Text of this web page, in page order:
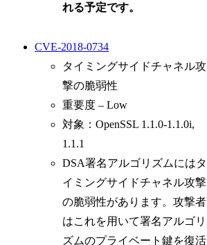
れる予定です。
CVE-2018-0734
タイミングサイドチャネル攻
撃の脆弱性
重要度 – Low
対象：OpenSSL 1.1.0-1.1.0i,
1.1.1
DSA署名アルゴリズムにはタ
イミングサイドチャネル攻撃
の脆弱性があります。攻撃者
はこれを用いて署名アルゴリ
ズムのプライベート鍵を復活